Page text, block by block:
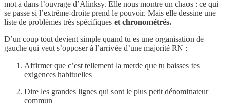
mot a dans l’ouvrage d’Alinksy. Elle nous montre un chaos : ce qui
se passe si l’extrême-droite prend le pouvoir. Mais elle dessine une
liste de problèmes très spécifiques et chronométrés.
D’un coup tout devient simple quand tu es une organisation de
gauche qui veut s’opposer à l’arrivée d’une majorité RN :
Affirmer que c’est tellement la merde que tu baisses tes
exigences habituelles
Dire les grandes lignes qui sont le plus petit dénominateur
commun